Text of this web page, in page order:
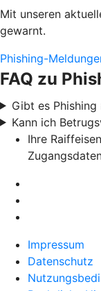
Mit unseren
gewarnt.
Phishing-
FAQ zu
Gibt es Phishing
Kann ich
Ihre
Impressum
Datenschutz